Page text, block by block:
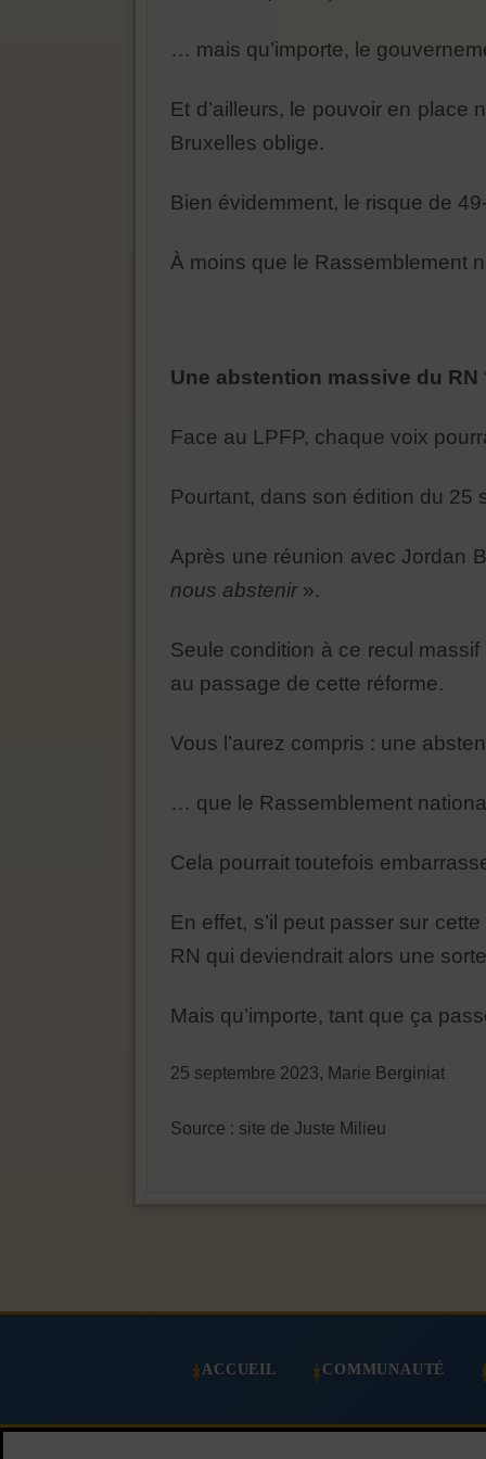
… mais qu’importe, le
Et d’ailleurs, le pouvoir en place
Bruxelles oblige.
Bien évidemment, le risque de
À moins que le Rassemblement
Une abstention massive du RN
Face au LPFP, chaque voix
Pourtant, dans son édition du 25
Après une réunion avec Jordan
nous abstenir».
Seule condition à ce recul
au passage de cette réforme.
Vous l’aurez compris : une
… que le Rassemblement
Cela pourrait toutefois
En effet, s’il peut passer sur
RN qui deviendrait alors une
Mais qu’importe, tant que ça
25 septembre 2023, Marie Berginiat
Source : site de Juste Milieu
ACCUEIL COMMUNAUTÉ